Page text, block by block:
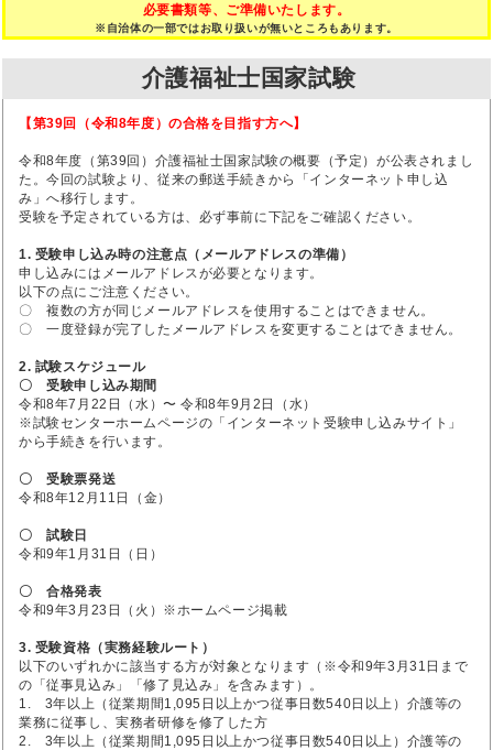
必要書類等、ご準備いたします。
※自治体の一部ではお取り扱いが無いところもあります。
介護福祉士国家試験
【第39回（令和8年度）の合格を目指す方へ】
令和8年度（第39回）介護福祉士国家試験の概要（予定）が公表されまし
た。今回の試験より、従来の郵送手続きから「インターネット申し込
み」へ移行します。
受験を予定されている方は、必ず事前に下記をご確認ください。
1. 受験申し込み時の注意点（メールアドレスの準備）
申し込みにはメールアドレスが必要となります。
以下の点にご注意ください。
〇 複数の方が同じメールアドレスを使用することはできません。
〇 一度登録が完了したメールアドレスを変更することはできません。
2. 試験スケジュール
〇 受験申し込み期間
令和8年7月22日（水）〜 令和8年9月2日（水）
※試験センターホームページの「インターネット受験申し込みサイト」
から手続きを行います。
〇 受験票発送
令和8年12月11日（金）
〇 試験日
令和9年1月31日（日）
〇 合格発表
令和9年3月23日（火）※ホームページ掲載
3. 受験資格（実務経験ルート）
以下のいずれかに該当する方が対象となります（※令和9年3月31日まで
の「従事見込み」「修了見込み」を含みます）。
1. 3年以上（従業期間1,095日以上かつ従事日数540日以上）介護等の
業務に従事し、実務者研修を修了した方
2. 3年以上（従業期間1,095日以上かつ従事日数540日以上）介護等の